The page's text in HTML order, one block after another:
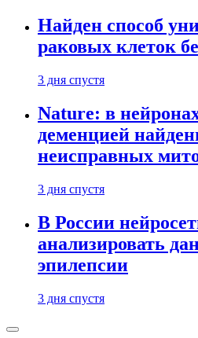
Найден способ
раковых клеток
3 дня спустя
Nature: в
деменцией
неисправных
3 дня спустя
В России
анализировать
эпилепсии
3 дня спустя